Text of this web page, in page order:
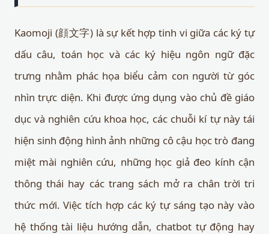
Kaomoji (顔文字) là sự kết hợp tinh vi giữa các ký tự
dấu câu, toán học và các ký hiệu ngôn ngữ đặc
trưng nhằm phác họa biểu cảm con người từ góc
nhìn trực diện. Khi được ứng dụng vào chủ đề giáo
dục và nghiên cứu khoa học, các chuỗi kí tự này tái
hiện sinh động hình ảnh những cô cậu học trò đang
miệt mài nghiên cứu, những học giả đeo kính cận
thông thái hay các trang sách mở ra chân trời tri
thức mới. Việc tích hợp các ký tự sáng tạo này vào
hệ thống tài liệu hướng dẫn, chatbot tự động hay